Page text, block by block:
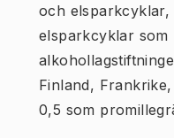
och
elsparkcyklar
Finland,
0,5 som